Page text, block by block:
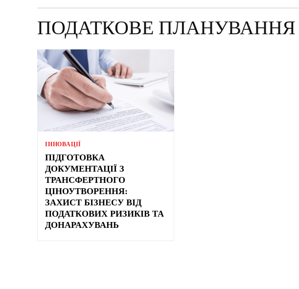
ПОДАТКОВЕ ПЛАНУВАННЯ
ІННОВАЦІЇ
ПІДГОТОВКА
ДОКУМЕНТАЦІЇ З
ТРАНСФЕРТНОГО
ЦІНОУТВОРЕННЯ:
ЗАХИСТ БІЗНЕСУ ВІД
ПОДАТКОВИХ РИЗИКІВ ТА
ДОНАРАХУВАНЬ